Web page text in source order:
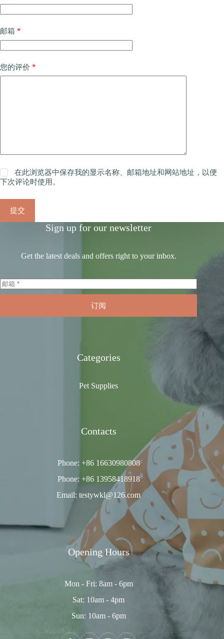
邮箱 *
您的评价 *
在此浏览器中保存我的显示名称、邮箱地址和网站地址，以便
下次评论时使用。
提交
Sign up for our newsletter
Get the latest deals and offers right to your inbox.
订阅
Categories
Pet Supplies
Contacts
Phone: +86 16630980808
Phone: +86 13958418918
Email: testywkl@126.com
Opening Hours
Mon - Fri: 8am - 6pm
Sat: 10am - 4pm
Sun: 10am - 6pm